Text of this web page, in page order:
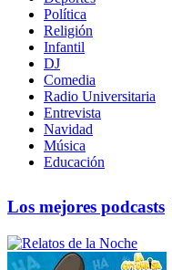
Política
Religión
Infantil
DJ
Comedia
Radio Universitaria
Entrevista
Navidad
Música
Educación
Los mejores podcasts